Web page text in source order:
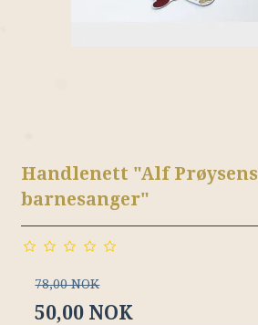
Handlenett "Alf Prøysens
barnesanger"
78,00 NOK
50,00 NOK